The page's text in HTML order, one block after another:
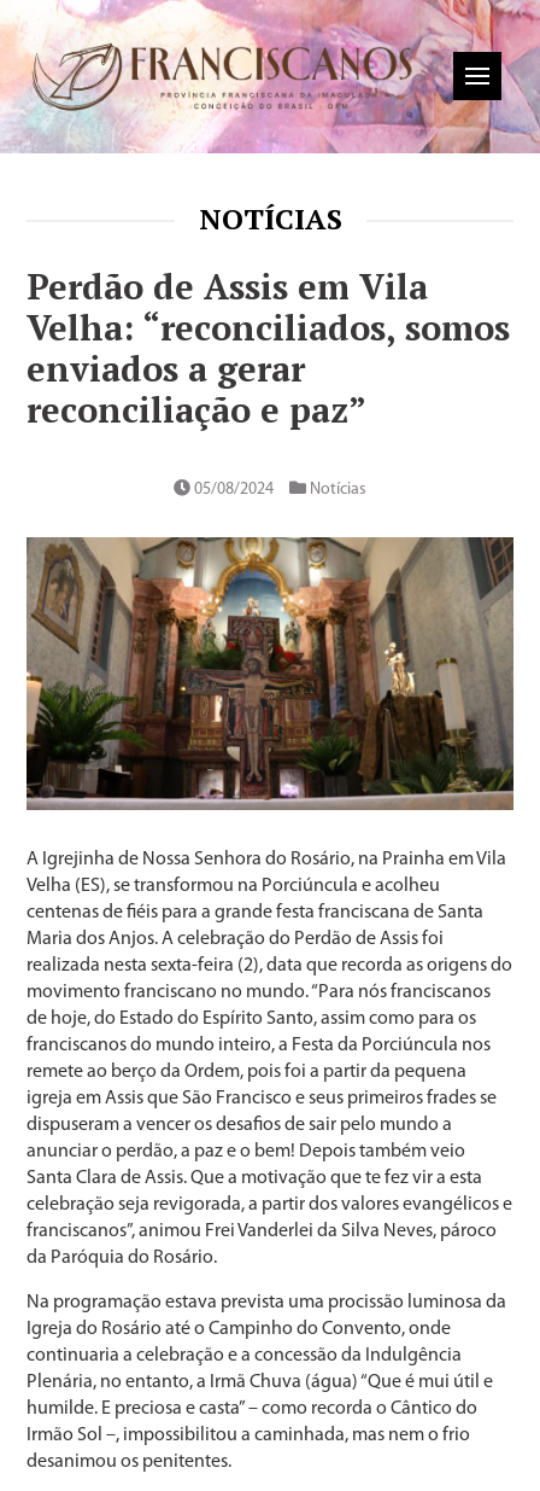
NOTÍCIAS
Perdão de Assis em Vila
Velha: “reconciliados, somos
enviados a gerar
reconciliação e paz”
05/08/2024 Notícias
A Igrejinha de Nossa Senhora do Rosário, na Prainha em Vila
Velha (ES), se transformou na Porciúncula e acolheu
centenas de fiéis para a grande festa franciscana de Santa
Maria dos Anjos. A celebração do Perdão de Assis foi
realizada nesta sexta-feira (2), data que recorda as origens do
movimento franciscano no mundo. “Para nós franciscanos
de hoje, do Estado do Espírito Santo, assim como para os
franciscanos do mundo inteiro, a Festa da Porciúncula nos
remete ao berço da Ordem, pois foi a partir da pequena
igreja em Assis que São Francisco e seus primeiros frades se
dispuseram a vencer os desafios de sair pelo mundo a
anunciar o perdão, a paz e o bem! Depois também veio
Santa Clara de Assis. Que a motivação que te fez vir a esta
celebração seja revigorada, a partir dos valores evangélicos e
franciscanos”, animou Frei Vanderlei da Silva Neves, pároco
da Paróquia do Rosário.
Na programação estava prevista uma procissão luminosa da
Igreja do Rosário até o Campinho do Convento, onde
continuaria a celebração e a concessão da Indulgência
Plenária, no entanto, a Irmã Chuva (água) “Que é mui útil e
humilde. E preciosa e casta” – como recorda o Cântico do
Irmão Sol –, impossibilitou a caminhada, mas nem o frio
desanimou os penitentes.